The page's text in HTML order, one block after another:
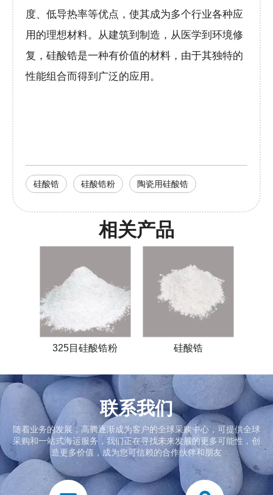
度、低导热率等优点，使其成为多个行业各种应
用的理想材料。从建筑到制造，从医学到环境修
复，硅酸锆是一种有价值的材料，由于其独特的
性能组合而得到广泛的应用。
硅酸锆 硅酸锆粉 陶瓷用硅酸锆
相关产品
325目硅酸锆粉 硅酸锆
联系我们
随着业务的发展，高腾逐渐成为客户的全球采购中心，可提供全球
采购和一站式海运服务，我们正在寻找未来发展的更多可能性，创
造更多价值，成为您可信赖的合作伙伴和朋友